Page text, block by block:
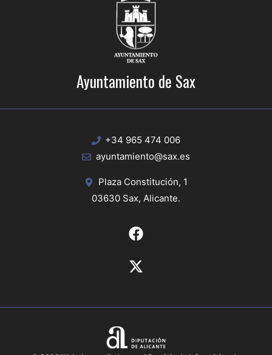
Ayuntamiento de Sax
+34 965 474 006
ayuntamiento@sax.es
Plaza Constitución, 1
03630 Sax, Alicante.